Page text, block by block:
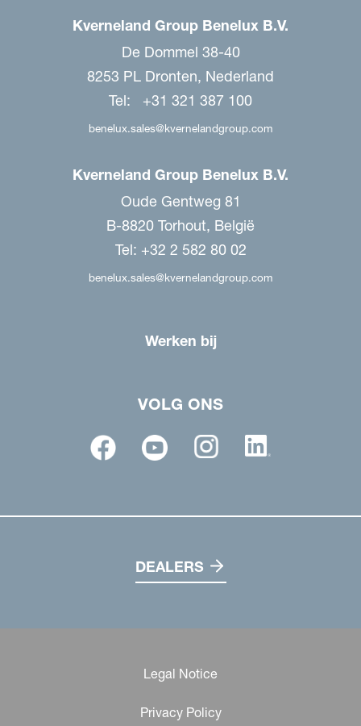
Kverneland Group Benelux B.V.
De Dommel 38-40
8253 PL Dronten, Nederland
Tel: +31 321 387 100
benelux.sales@kvernelandgroup.com
Kverneland Group Benelux B.V.
Oude Gentweg 81
B-8820 Torhout, België
Tel: +32 2 582 80 02
benelux.sales@kvernelandgroup.com
Werken bij
VOLG ONS
DEALERS
Legal Notice
Privacy Policy